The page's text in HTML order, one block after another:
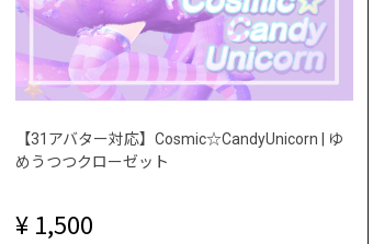
【31アバター対応】Cosmic☆CandyUnicorn | ゆ
めうつつクローゼット
1,500